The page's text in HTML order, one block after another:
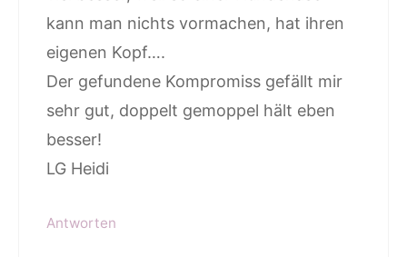
kann man nichts vormachen, hat ihren
eigenen Kopf….
Der gefundene Kompromiss gefällt mir
sehr gut, doppelt gemoppel hält eben
besser!
LG Heidi
Antworten